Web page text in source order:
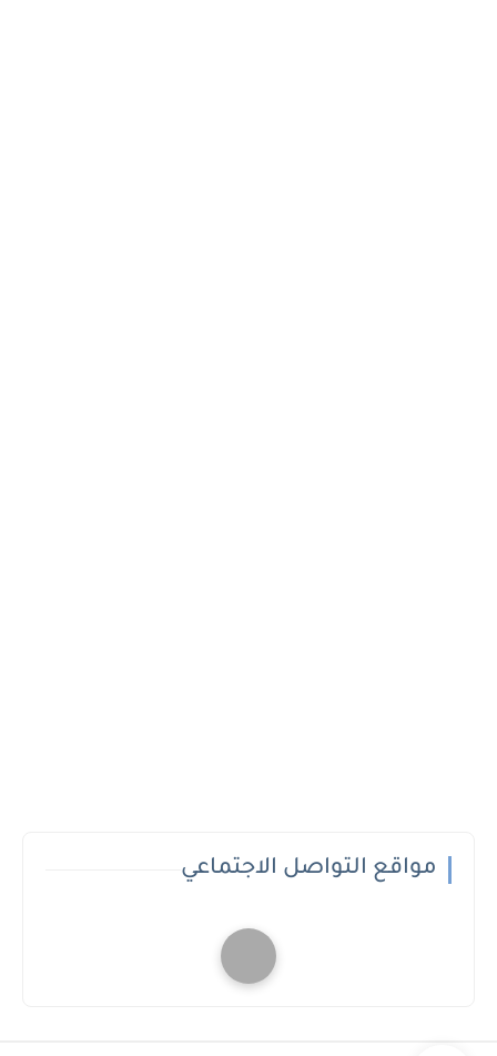
مواقع التواصل الاجتماعي